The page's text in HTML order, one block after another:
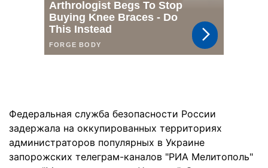
Федеральная служба безопасности России
задержала на оккупированных территориях
администраторов популярных в Украине
запорожских телеграм-каналов "РИА Мелитополь"